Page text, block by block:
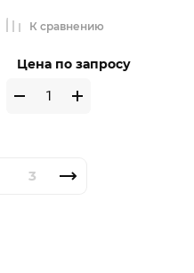
Цена по запросу
К сравнению
3